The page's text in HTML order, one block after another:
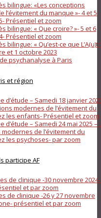
bilingue: «Les conceptions
l’évitement du manque »- 4 et 5
Présentiel et zoom
bilingue: « Que croire? »- 5 et 6
Présentiel et zoom
bilingue: « Qu’est-ce que
et 1 octobre 2023
psychanalyse à Paris
et région
d’étude – Samedi 18 janvier
modernes de l’évitement du
les enfants- Présentiel et zoom
d’étude – Samedi 24 mai 2025 –
de l’évitement du
les psychoses- par zoom
participe AF
de clinique -30 novembre 2024-
et par zoom
de clinique -26 y 27 novembre
présentiel et par zoom